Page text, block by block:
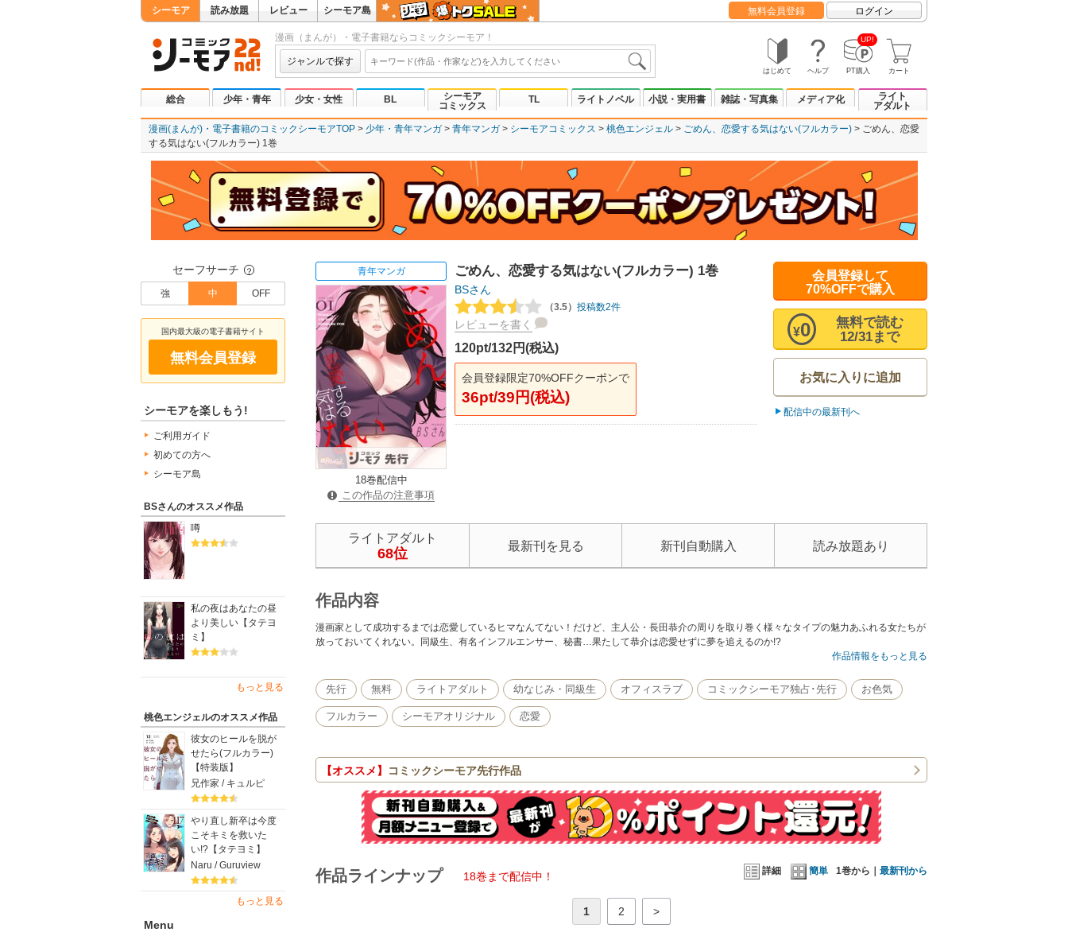
シーモア 読み放題 レビュー シーモア島 無料会員登録 ログイン
漫画（まんが）・電子書籍ならコミックシーモア！
ジャンルで探す
はじめて ヘルプ
UP!
PT購入 カート
総合 少年・青年 少女・女性 BL
シーモア
コミックス
TL ライトノベル 小説・実用書 雑誌・写真集 メディア化
ライト
アダルト
漫画(まんが)・電子書籍のコミックシーモアTOP 少年・青年マンガ 青年マンガ シーモアコミックス 桃色エンジェル ごめん、恋愛する気はない(フルカラー)
ごめん、恋愛
する気はない(フルカラー) 1巻
セーフサーチ ？
強 中 OFF
国内最大級の電子書籍サイト
無料会員登録
シーモアを楽しもう!
ご利用ガイド
初めての方へ
シーモア島
BSさんのオススメ作品
噂
私の夜はあなたの昼
より美しい【タテヨ
ミ】
もっと見る
桃色エンジェルのオススメ作品
彼女のヒールを脱が
せたら(フルカラー)
【特装版】
兄作家 / キュルピ
やり直し新卒は今度
こそキミを救いた
い!?【タテヨミ】
Naru / Guruview
もっと見る
Menu
青年マンガ
18巻配信中
この作品の注意事項
ごめん、恋愛する気はない(フルカラー) 1巻
BSさん
（3.5） 投稿数2件
レビューを書く
120pt/132円(税込)
会員登録限定70%OFFクーポンで
36pt/39円(税込)
会員登録して
70%OFFで購入
無料で読む
12/31まで
¥0
お気に入りに追加
配信中の最新刊へ
ライトアダルト
68位 最新刊を見る 新刊自動購入 読み放題あり
作品内容
漫画家として成功するまでは恋愛しているヒマなんてない！だけど、主人公・長田恭介の周りを取り巻く様々なタイプの魅力あふれる女たちが
放っておいてくれない。同級生、有名インフルエンサー、秘書…果たして恭介は恋愛せずに夢を追えるのか!?
作品情報をもっと見る
先行 無料 ライトアダルト 幼なじみ・同級生 オフィスラブ コミックシーモア独占･先行 お色気
フルカラー シーモアオリジナル 恋愛
【オススメ】 コミックシーモア先行作品
詳細 簡単 1巻から｜ 最新刊から
作品ラインナップ 18巻まで配信中！
1 2 >